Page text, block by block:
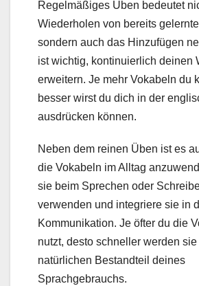
Regelmäßiges Üben bedeutet
Wiederholen von bereits
sondern auch das Hinzufügen
ist wichtig, kontinuierlich deinen
erweitern. Je mehr Vokabeln du
besser wirst du dich in der
ausdrücken können.
Neben dem reinen Üben ist es
die Vokabeln im Alltag
sie beim Sprechen oder
verwenden und integriere sie in
Kommunikation. Je öfter du die
nutzt, desto schneller werden
natürlichen Bestandteil deines
Sprachgebrauchs.